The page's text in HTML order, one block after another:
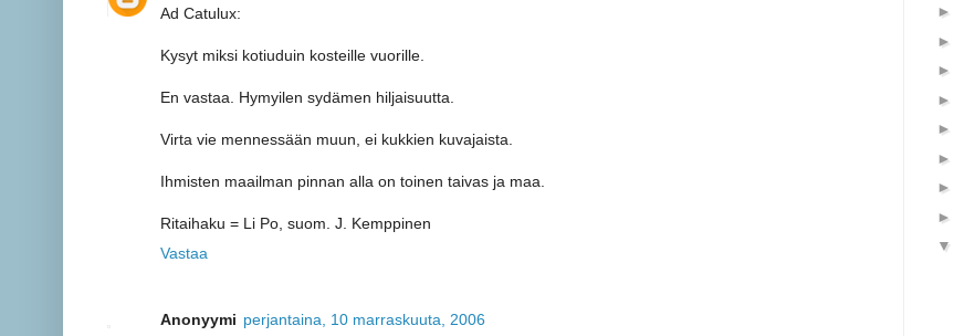
Ad Catulux:
Kysyt miksi kotiuduin kosteille vuorille.
En vastaa. Hymyilen sydämen hiljaisuutta.
Virta vie mennessään muun, ei kukkien kuvajaista.
Ihmisten maailman pinnan alla on toinen taivas ja maa.
Ritaihaku = Li Po, suom. J. Kemppinen
Vastaa
Anonyymi perjantaina, 10 marraskuuta, 2006
►
►
►
►
►
►
►
►
▼